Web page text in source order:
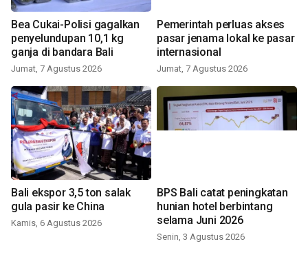
Bea Cukai-Polisi gagalkan
penyelundupan 10,1 kg
ganja di bandara Bali
Jumat, 7 Agustus 2026
Pemerintah perluas akses
pasar jenama lokal ke pasar
internasional
Jumat, 7 Agustus 2026
Bali ekspor 3,5 ton salak
gula pasir ke China
Kamis, 6 Agustus 2026
BPS Bali catat peningkatan
hunian hotel berbintang
selama Juni 2026
Senin, 3 Agustus 2026